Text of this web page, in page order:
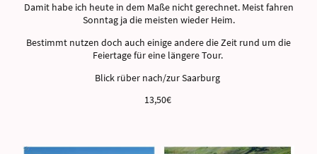
Damit habe ich heute in dem Maße nicht gerechnet. Meist fahren
Sonntag ja die meisten wieder Heim.
Bestimmt nutzen doch auch einige andere die Zeit rund um die
Feiertage für eine längere Tour.
Blick rüber nach/zur Saarburg
13,50€